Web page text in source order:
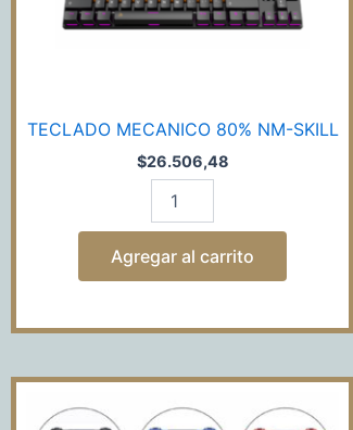
TECLADO MECANICO 80% NM-SKILL
$26.506,48
Agregar al carrito
PS4